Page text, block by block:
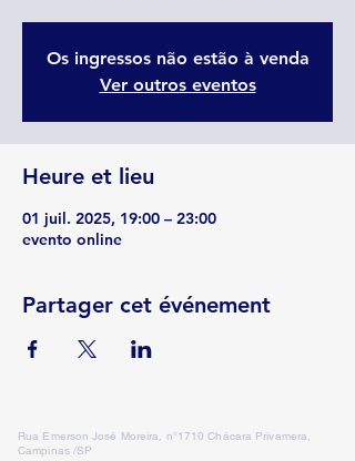
Os ingressos não estão à venda
Ver outros eventos
Heure et lieu
01 juil. 2025, 19:00 – 23:00
evento online
Partager cet événement
Rua Emerson José Moreira, n°1710 Chácara Privamera,
Campinas /SP